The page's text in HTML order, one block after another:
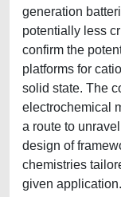
generation
potentially less
confirm the
platforms for
solid state. The
electrochemical
a route to
design of
chemistries
given application.